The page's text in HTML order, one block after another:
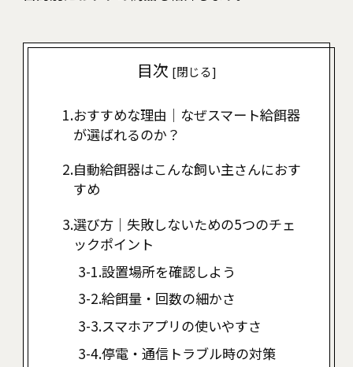
目次 [閉じる]
おすすめな理由｜なぜスマート給餌器
が選ばれるのか？
自動給餌器はこんな飼い主さんにおす
すめ
選び方｜失敗しないための5つのチェ
ックポイント
設置場所を確認しよう
給餌量・回数の細かさ
スマホアプリの使いやすさ
停電・通信トラブル時の対策